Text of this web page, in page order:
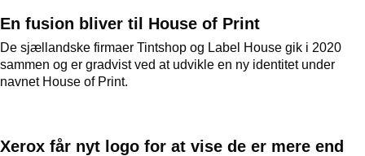
En fusion bliver til House of Print
De sjællandske firmaer Tintshop og Label House gik i 2020
sammen og er gradvist ved at udvikle en ny identitet under
navnet House of Print.
Xerox får nyt logo for at vise de er mere end